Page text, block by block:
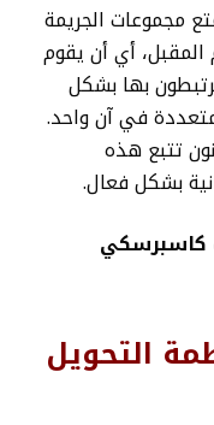
مجموعات الجريمة
المقبل، أي أن يقوم
بها بشكل
في آن واحد.
تتبع هذه
بشكل فعال.
كاسبرسكي
التحويل